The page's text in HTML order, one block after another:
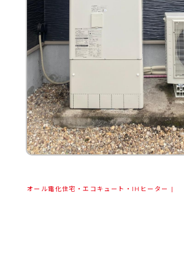
オール電化住宅・エコキュート・IHヒーター |